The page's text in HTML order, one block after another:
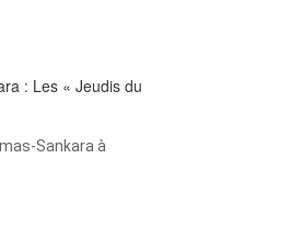
: Les « Jeudis du
Sankara à